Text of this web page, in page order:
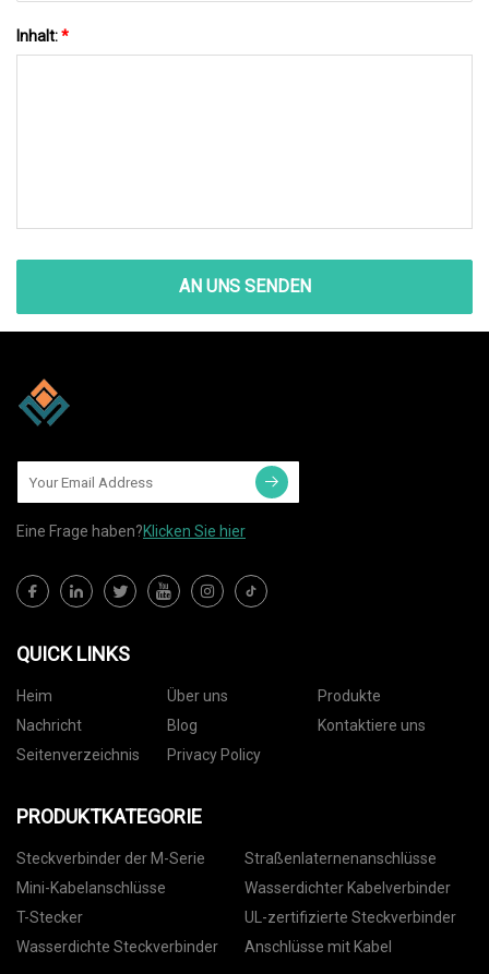
Inhalt:*
AN UNS SENDEN
Eine Frage haben?Klicken Sie hier
QUICK LINKS
Heim Über uns
Produkte
Nachricht
Blog
Kontaktiere uns
Seitenverzeichnis
Privacy Policy
PRODUKTKATEGORIE
Steckverbinder der M-Serie
Straßenlaternenanschlüsse
Mini-Kabelanschlüsse
Wasserdichter Kabelverbinder
T-Stecker
UL-zertifizierte Steckverbinder
Wasserdichte Steckverbinder
Anschlüsse mit Kabel